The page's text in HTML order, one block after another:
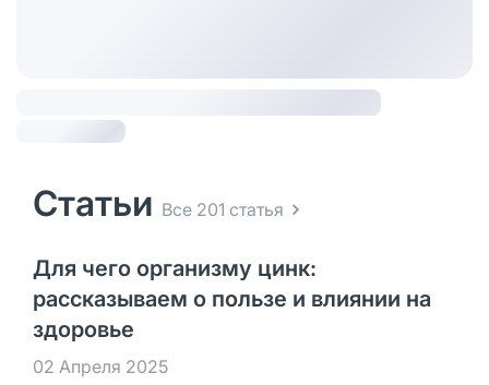
Статьи Все 201 статья
Для чего организму цинк:
рассказываем о пользе и влиянии на
здоровье
02 Апреля 2025